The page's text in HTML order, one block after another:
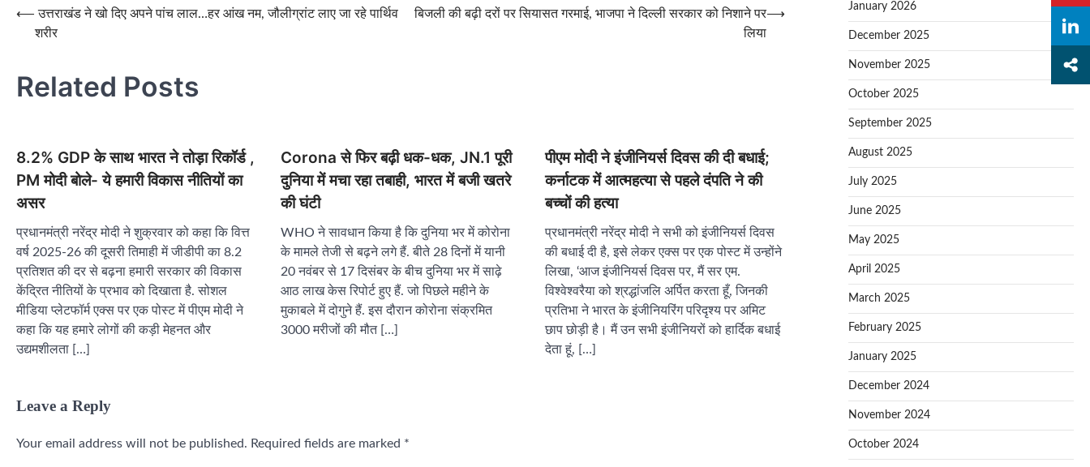
Post
navigation
⟵ उत्तराखंड ने खो दिए अपने पांच लाल…हर आंख नम, जौलीग्रांट लाए जा रहे पार्थिव
शरीर
बिजली की बढ़ी दरों पर सियासत गरमाई, भाजपा ने दिल्ली सरकार को निशाने पर
लिया
⟶
Related Posts
8.2% GDP के साथ भारत ने तोड़ा रिकॉर्ड ,
PM मोदी बोले- ये हमारी विकास नीतियों का
असर
प्रधानमंत्री नरेंद्र मोदी ने शुक्रवार को कहा कि वित्त
वर्ष 2025-26 की दूसरी तिमाही में जीडीपी का 8.2
प्रतिशत की दर से बढ़ना हमारी सरकार की विकास
केंद्रित नीतियों के प्रभाव को दिखाता है. सोशल
मीडिया प्लेटफॉर्म एक्स पर एक पोस्ट में पीएम मोदी ने
कहा कि यह हमारे लोगों की कड़ी मेहनत और
उद्यमशीलता […]
Corona से फिर बढ़ी धक-धक, JN.1 पूरी
दुनिया में मचा रहा तबाही, भारत में बजी खतरे
की घंटी
WHO ने सावधान किया है कि दुनिया भर में कोरोना
के मामले तेजी से बढ़ने लगे हैं. बीते 28 दिनों में यानी
20 नवंबर से 17 दिसंबर के बीच दुनिया भर में साढ़े
आठ लाख केस रिपोर्ट हुए हैं. जो पिछले महीने के
मुकाबले में दोगुने हैं. इस दौरान कोरोना संक्रमित
3000 मरीजों की मौत […]
पीएम मोदी ने इंजीनियर्स दिवस की दी बधाई;
कर्नाटक में आत्महत्या से पहले दंपति ने की
बच्चों की हत्या
प्रधानमंत्री नरेंद्र मोदी ने सभी को इंजीनियर्स दिवस
की बधाई दी है, इसे लेकर एक्स पर एक पोस्ट में उन्होंने
लिखा, ‘आज इंजीनियर्स दिवस पर, मैं सर एम.
विश्वेश्वरैया को श्रद्धांजलि अर्पित करता हूँ, जिनकी
प्रतिभा ने भारत के इंजीनियरिंग परिदृश्य पर अमिट
छाप छोड़ी है। मैं उन सभी इंजीनियरों को हार्दिक बधाई
देता हूं, […]
Leave a Reply
Your email address will not be published. Required fields are marked *
January 2026
December 2025
November 2025
October 2025
September 2025
August 2025
July 2025
June 2025
May 2025
April 2025
March 2025
February 2025
January 2025
December 2024
November 2024
October 2024